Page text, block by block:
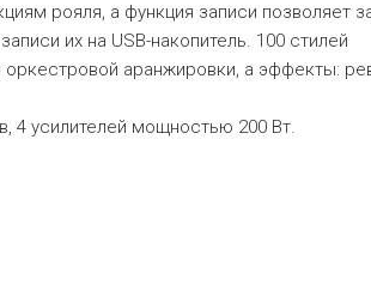
рояля, а функция записи позволяет
их на USB-накопитель. 100 стилей
аранжировки, а эффекты:
4 усилителей мощностью 200 Вт.